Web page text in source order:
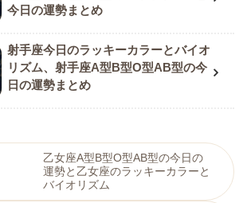
今日の運勢まとめ
射手座今日のラッキーカラーとバイオ
リズム、射手座A型B型O型AB型の今
日の運勢まとめ
乙女座A型B型O型AB型の今日の
運勢と乙女座のラッキーカラーと
バイオリズム